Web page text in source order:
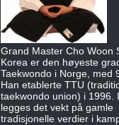
Grand Master Cho Woon
Korea er den høyeste
Taekwondo i Norge, med
Han etablerte TTU
taekwondo union) i 1996.
legges det vekt på gamle
tradisjonelle verdier i